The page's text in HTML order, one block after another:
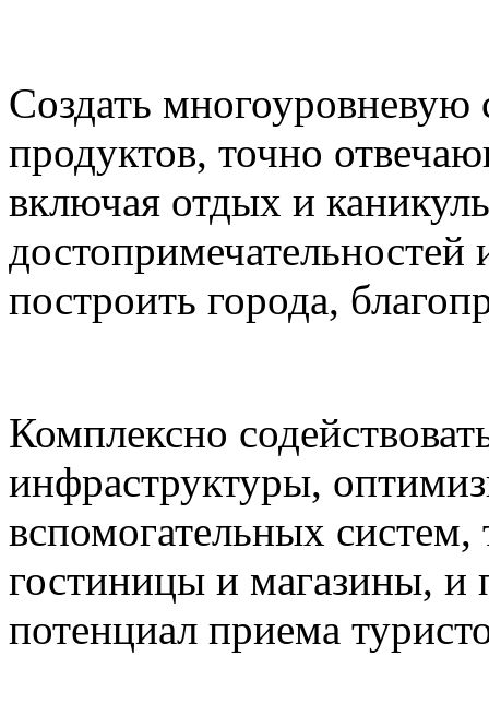
Создать многоуровневую
продуктов, точно
включая отдых и
построить города,
Комплексно
инфраструктуры,
вспомогательных
гостиницы и магазины, и
потенциал приема